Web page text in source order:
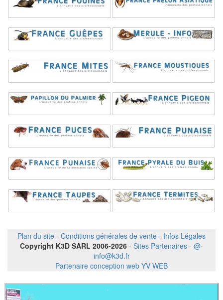
Plan du site - Conditions générales de vente - Infos Légales
Copyright K3D SARL 2006-2026 - Sites Partenaires - @-
info@k3d.fr
Partenaire conception web YV WEB